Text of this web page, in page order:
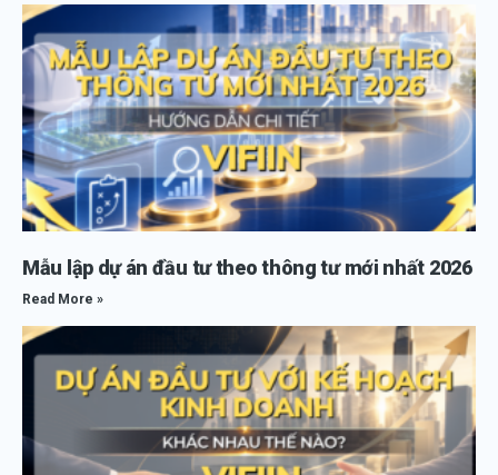
Mẫu lập dự án đầu tư theo thông tư mới nhất 2026
Read More »